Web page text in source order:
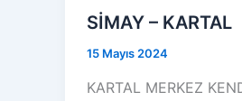
SİMAY – KARTAL
15 Mayıs 2024
KARTAL MERKEZ